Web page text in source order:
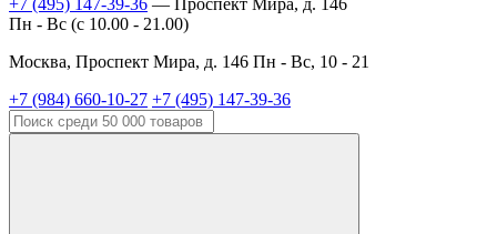
+7 (495) 147-39-36 — Проспект Мира, д. 146
Пн - Вс (c 10.00 - 21.00)
Москва, Проспект Мира, д. 146 Пн - Вс, 10 - 21
+7 (984) 660-10-27 +7 (495) 147-39-36